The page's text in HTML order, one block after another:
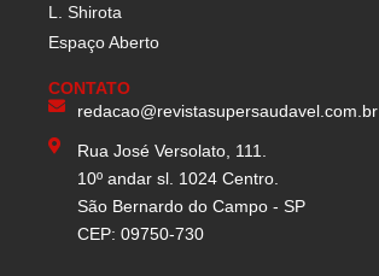
L. Shirota
Espaço Aberto
CONTATO
redacao@revistasupersaudavel.com.br
Rua José Versolato, 111.
10º andar sl. 1024 Centro.
São Bernardo do Campo - SP
CEP: 09750-730